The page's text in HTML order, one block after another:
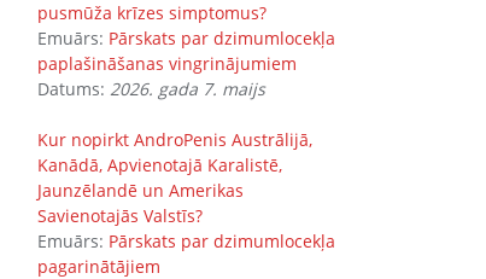
pusmūža krīzes simptomus?
Emuārs: Pārskats par dzimumlocekļa
paplašināšanas vingrinājumiem
Datums: 2026. gada 7. maijs
Kur nopirkt AndroPenis Austrālijā,
Kanādā, Apvienotajā Karalistē,
Jaunzēlandē un Amerikas
Savienotajās Valstīs?
Emuārs: Pārskats par dzimumlocekļa
pagarinātājiem